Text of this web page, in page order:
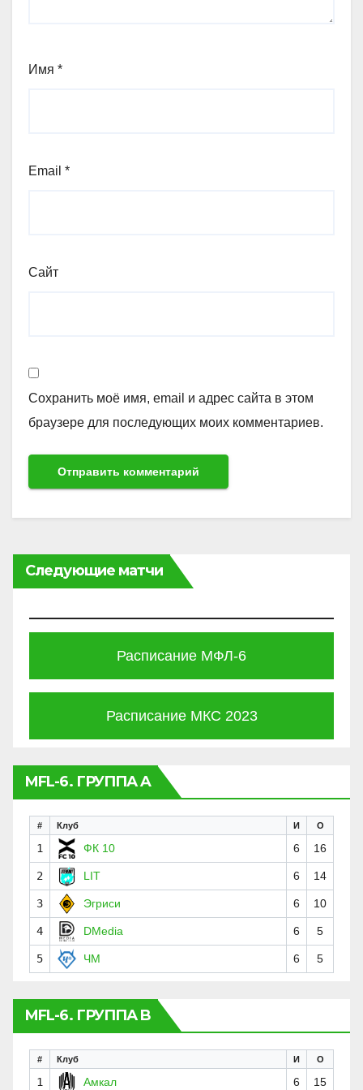
Имя *
Email *
Сайт
Сохранить моё имя, email и адрес сайта в этом
браузере для последующих моих комментариев.
Следующие матчи
Расписание МФЛ-6
Расписание МКС 2023
MFL-6. ГРУППА A
# Клуб И О
1 ФК 10 6 16
2 LIT 6 14
3 Эгриси 6 10
4 DMedia 6 5
5 ЧМ 6 5
MFL-6. ГРУППА B
# Клуб И О
1 Амкал 6 15